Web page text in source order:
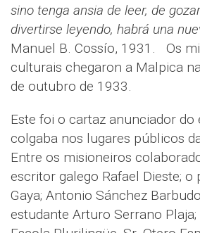
sino tenga ansia de leer, de
divertirse leyendo, habrá una
Manuel B. Cossío, 1931. Os
culturais chegaron a Malpica
de outubro de 1933.
Este foi o cartaz anunciador do
colgaba nos lugares públicos
Entre os misioneiros
escritor galego Rafael Dieste; o
Gaya; Antonio Sánchez
estudante Arturo Serrano